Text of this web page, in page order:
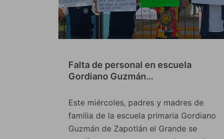
Falta de personal en escuela
Gordiano Guzmán…
Este miércoles, padres y madres de
familia de la escuela primaria Gordiano
Guzmán de Zapotlán el Grande se